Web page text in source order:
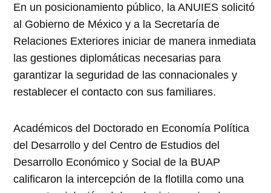
En un posicionamiento público, la ANUIES solicitó
al Gobierno de México y a la Secretaría de
Relaciones Exteriores iniciar de manera inmediata
las gestiones diplomáticas necesarias para
garantizar la seguridad de las connacionales y
restablecer el contacto con sus familiares.
Académicos del Doctorado en Economía Política
del Desarrollo y del Centro de Estudios del
Desarrollo Económico y Social de la BUAP
calificaron la intercepción de la flotilla como una